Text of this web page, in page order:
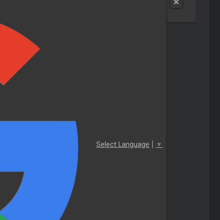
Select Language ▼